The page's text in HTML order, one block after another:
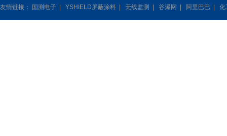
友情链接：
国测电子 YSHIELD屏蔽涂料 无线监测 谷瀑网 阿里巴巴 化